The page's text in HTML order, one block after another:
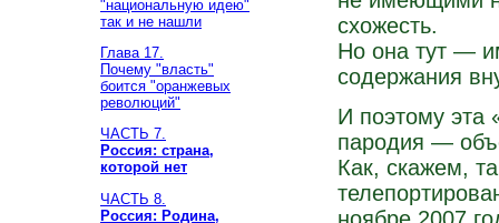
"национальную идею"
так и не нашли
Глава 17.
Почему "власть"
боится "оранжевых
революций"
ЧАСТЬ 7.
Россия: страна,
которой нет
ЧАСТЬ 8.
Россия: Родина,
схожесть.
Но она тут —
содержания
И поэтому эта
пародия —
Как, скажем,